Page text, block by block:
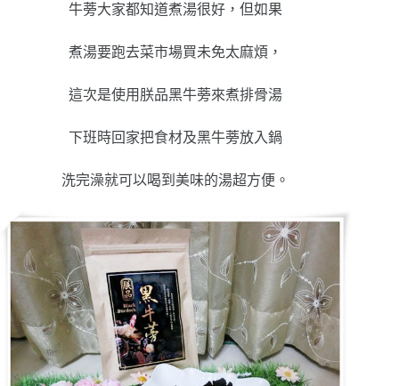
牛蒡大家都知道煮湯很好，但如果
煮湯要跑去菜市場買未免太麻煩，
這次是使用朕品黑牛蒡來煮排骨湯
下班時回家把食材及黑牛蒡放入鍋
洗完澡就可以喝到美味的湯超方便。